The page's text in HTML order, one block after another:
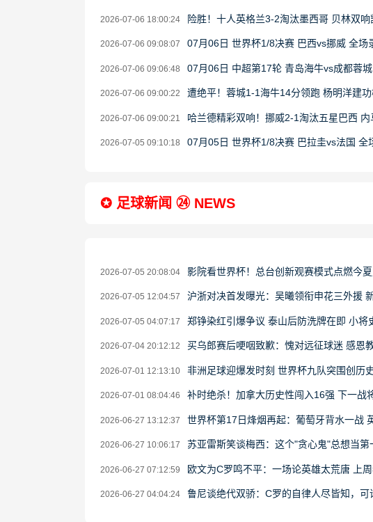
2026-07-06 18:00:24 险胜！十人英格兰3-2淘汰墨西哥 贝林双
2026-07-06 09:08:07 07月06日 世界杯1/8决赛 巴西vs挪威 全场
2026-07-06 09:06:48 07月06日 中超第17轮 青岛海牛vs成都蓉
2026-07-06 09:00:22 遭绝平！蓉城1-1海牛14分领跑 杨明洋建
2026-07-06 09:00:21 哈兰德精彩双响！挪威2-1淘汰五星巴西
2026-07-05 09:10:18 07月05日 世界杯1/8决赛 巴拉圭vs法国 全
✪ 足球新闻 ㉔ NEWS
2026-07-05 20:08:04 影院看世界杯！总台创新观赛模式点燃今
2026-07-05 12:04:57 沪浙对决首发曝光：吴曦领衔申花三外援
2026-07-05 04:07:17 郑铮染红引爆争议 泰山后防洗牌在即 小将
2026-07-04 20:12:12 买乌郎赛后哽咽致歉：愧对远征球迷 感恩
2026-07-01 12:13:10 非洲足球迎爆发时刻 世界杯九队突围创历
2026-07-01 08:04:46 补时绝杀！加拿大历史性闯入16强 下一战
2026-06-27 13:12:37 世界杯第17日烽烟再起：葡萄牙背水一战
2026-06-27 10:06:17 苏亚雷斯笑谈梅西：这个"贪心鬼"总想当第
2026-06-27 07:12:59 欧文为C罗鸣不平：一场论英雄太荒唐 上
2026-06-27 04:04:24 鲁尼谈绝代双骄：C罗的自律人尽皆知，可